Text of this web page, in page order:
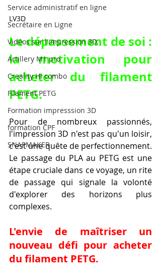
Service administratif en ligne
Secrétaire en Ligne
Vidéos sur l'impression 3D,
Artillery M1 pro
Creality HI combo
Filament PETG
Formation impresssion 3D
formation CPF
SNAPMAKER
LV3D
Le dépassement de soi :
la motivation pour
acheter du filament
PETG.
Pour de nombreux passionnés,
l'impression 3D n'est pas qu'un loisir,
c'est une quête de perfectionnement.
Le passage du PLA au PETG est une
étape cruciale dans ce voyage, un rite
de passage qui signale la volonté
d'explorer des horizons plus
complexes.
L'envie de maîtriser un
nouveau défi pour acheter
du filament PETG.